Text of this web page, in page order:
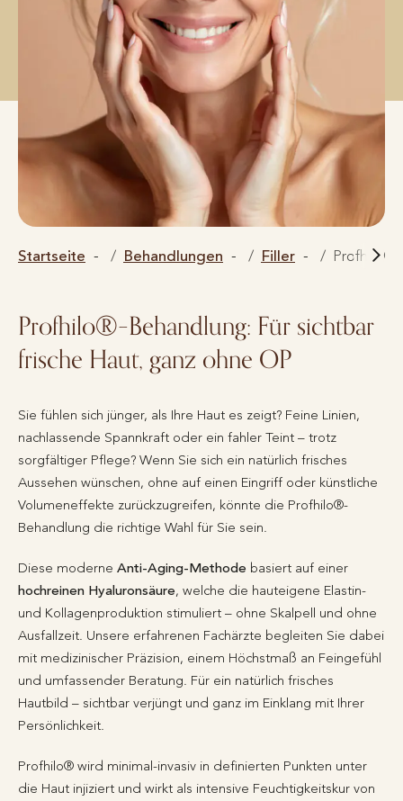
Startseite Behandlungen Filler
Profhilo®–Behandlung: Für sichtbar
frische Haut, ganz ohne OP
Sie fühlen sich jünger, als Ihre Haut es zeigt? Feine Linien,
nachlassende Spannkraft oder ein fahler Teint – trotz
sorgfältiger Pflege? Wenn Sie sich ein natürlich frisches
Aussehen wünschen, ohne auf einen Eingriff oder künstliche
Volumeneffekte zurückzugreifen, könnte die Profhilo®-
Behandlung die richtige Wahl für Sie sein.
Diese moderne Anti-Aging-Methode basiert auf einer
hochreinen Hyaluronsäure, welche die hauteigene Elastin-
und Kollagenproduktion stimuliert – ohne Skalpell und ohne
Ausfallzeit. Unsere erfahrenen Fachärzte begleiten Sie dabei
mit medizinischer Präzision, einem Höchstmaß an Feingefühl
und umfassender Beratung. Für ein natürlich frisches
Hautbild – sichtbar verjüngt und ganz im Einklang mit Ihrer
Persönlichkeit.
Profhilo® wird minimal-invasiv in definierten Punkten unter
die Haut injiziert und wirkt als intensive Feuchtigkeitskur von